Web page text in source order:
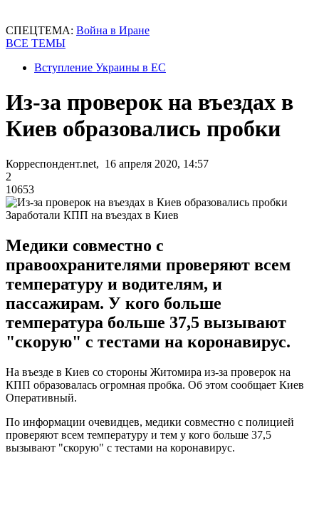
СПЕЦТЕМА: Война в Иране
ВСЕ ТЕМЫ
Вступление Украины в ЕС
Из-за проверок на въездах в
Киев образовались пробки
Корреспондент.net, 16 апреля 2020, 14:57
2
10653
Заработали КПП на въездах в Киев
Медики совместно с
правоохранителями проверяют всем
температуру и водителям, и
пассажирам. У кого больше
температура больше 37,5 вызывают
"скорую" с тестами на коронавирус.
На въезде в Киев со стороны Житомира из-за проверок на
КПП образовалась огромная пробка. Об этом сообщает Киев
Оперативный.
По информации очевидцев, медики совместно с полицией
проверяют всем температуру и тем у кого больше 37,5
вызывают "скорую" с тестами на коронавирус.